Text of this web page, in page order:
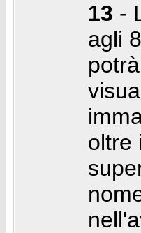
13 -
agli
oltre